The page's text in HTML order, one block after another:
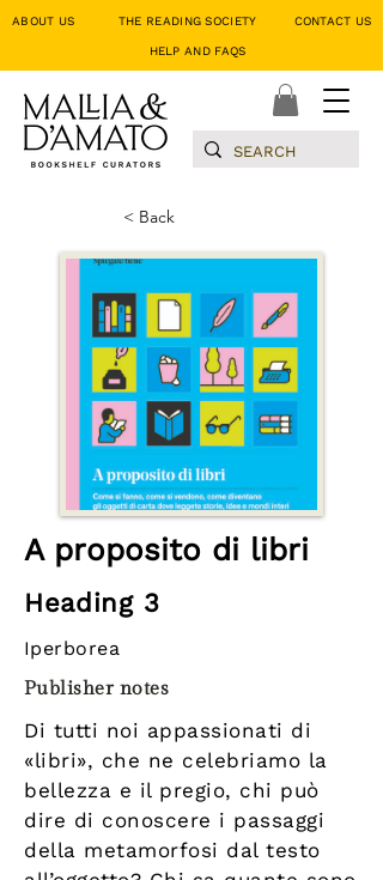
ABOUT US THE READING SOCIETY CONTACT
HELP AND FAQS
< Back
A proposito di libri
Heading 3
Iperborea
Publisher notes
Di tutti noi appassionati di
«libri», che ne celebriamo la
bellezza e il pregio, chi può
dire di conoscere i passaggi
della metamorfosi dal testo